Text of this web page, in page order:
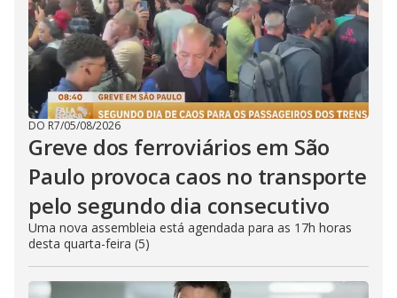
DO R7/05/08/2026
Greve dos ferroviários em São
Paulo provoca caos no transporte
pelo segundo dia consecutivo
Uma nova assembleia está agendada para as 17h horas
desta quarta-feira (5)